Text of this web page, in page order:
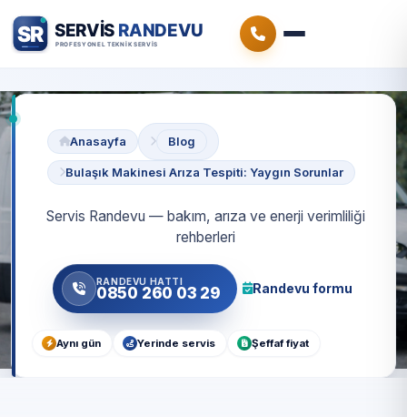
Anasayfa Blog
Bulaşık Makinesi Arıza Tespiti: Yaygın Sorunlar
Servis Randevu — bakım, arıza ve enerji verimliliği
rehberleri
RANDEVU HATTI
0850 260 03 29 Randevu formu
Aynı gün Yerinde servis Şeffaf fiyat